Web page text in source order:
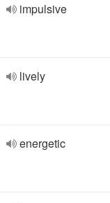
impulsive
lively
energetic